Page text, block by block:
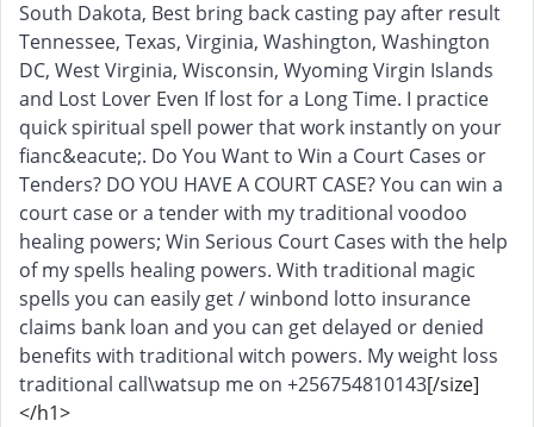
South Dakota, Best bring back casting pay after result
Tennessee, Texas, Virginia, Washington, Washington
DC, West Virginia, Wisconsin, Wyoming Virgin Islands
and Lost Lover Even If lost for a Long Time. I practice
quick spiritual spell power that work instantly on your
fianc&eacute;. Do You Want to Win a Court Cases or
Tenders? DO YOU HAVE A COURT CASE? You can win a
court case or a tender with my traditional voodoo
healing powers; Win Serious Court Cases with the help
of my spells healing powers. With traditional magic
spells you can easily get / winbond lotto insurance
claims bank loan and you can get delayed or denied
benefits with traditional witch powers. My weight loss
traditional call\watsup me on +256754810143[/size]
</h1>